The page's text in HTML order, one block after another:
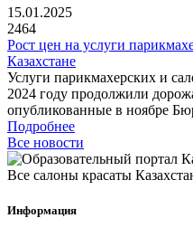
15.01.2025
2464
Рост цен на услуги
Казахстане
Услуги парикмахерских и
2024 году продолжили
опубликованные в ноябре
Подробнее
Все новости
Все салоны красаты
Информация